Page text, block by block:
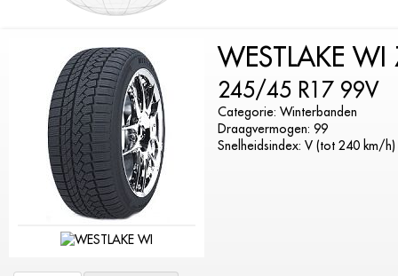
WESTLAKE
245/45 R17 99V
Categorie: Winterbanden
Draagvermogen: 99
Snelheidsindex: V (tot 240 km/h)